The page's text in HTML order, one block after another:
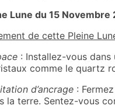
Lune du 15 Novembre
de cette Pleine
: Installez-vous
comme le quartz
d’ancrage :
la terre. Sentez-vous